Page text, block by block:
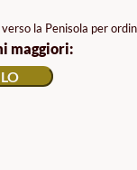
la Penisola per
maggiori: